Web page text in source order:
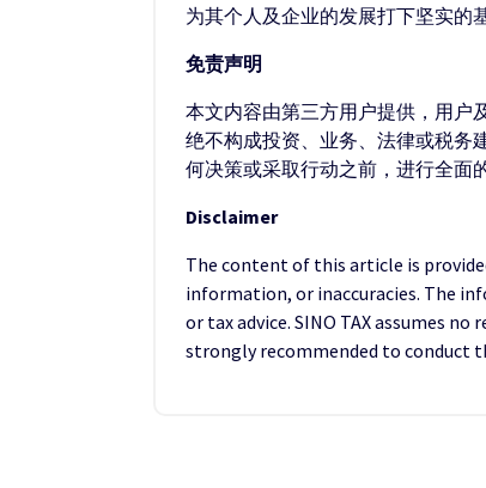
为其个人及企业的发展打下坚实的基
免责声明
本文内容由第三方用户提供，用户
绝不构成投资、业务、法律或税务
何决策或采取行动之前，进行全面
Disclaimer
The content of this article is
information, or inaccuracies. The
or tax advice. SINO TAX assumes
strongly recommended to conduct